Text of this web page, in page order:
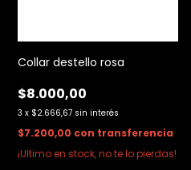
Collar destello rosa
$8.000,00
3 x $2.666,67 sin interés
$7.200,00 con transferencia
¡Ultimo en stock, no te lo pierdas!